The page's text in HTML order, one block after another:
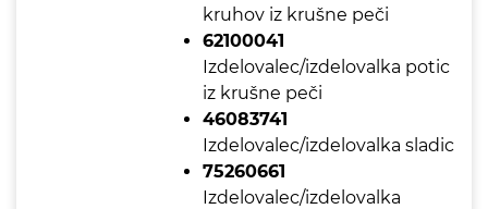
kruhov iz krušne peči
62100041
Izdelovalec/izdelovalka potic
iz krušne peči
46083741
Izdelovalec/izdelovalka sladic
75260661
Izdelovalec/izdelovalka